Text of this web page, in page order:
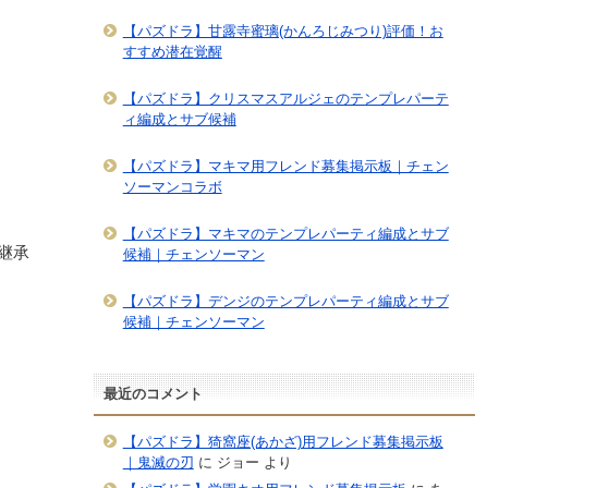
承
【パズドラ】甘露寺蜜璃(かんろじみつり)評価！お
すすめ潜在覚醒
【パズドラ】クリスマスアルジェのテンプレパーテ
ィ編成とサブ候補
【パズドラ】マキマ用フレンド募集掲示板｜チェン
ソーマンコラボ
【パズドラ】マキマのテンプレパーティ編成とサブ
候補｜チェンソーマン
【パズドラ】デンジのテンプレパーティ編成とサブ
候補｜チェンソーマン
最近のコメント
【パズドラ】猗窩座(あかざ)用フレンド募集掲示板
｜鬼滅の刃 に ジョー より